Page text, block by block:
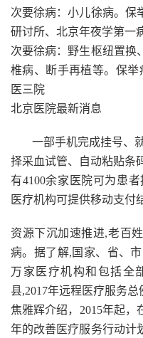
次要徐病：小儿徐病。保
研讨所、北京年夜学第一
次要徐病：野生枢纽置换
椎病、断手再植等。保
医三院
北京医院最新消息
一部手机完成挂号、
择采血试管、自动粘贴条
有4100余家医院可为患
医疗机构可提供移动支付
资源下沉加速推进,老百
病。据了解,国家、省、
万家医疗机构和包括全
县,2017年远程医疗服务总
焦雅辉介绍，2015年起，
年的改善医疗服务行动计